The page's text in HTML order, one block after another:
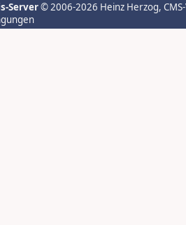
Server© 2006-2026 Heinz Herzog,